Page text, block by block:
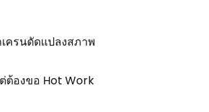
ครนดัดแปลงสภาพ
ต้องขอ Hot Work